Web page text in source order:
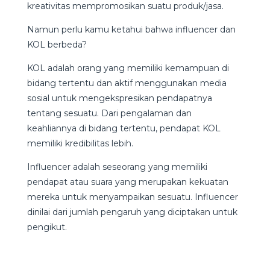
kreativitas mempromosikan suatu produk/jasa.
Namun perlu kamu ketahui bahwa influencer dan
KOL berbeda?
KOL adalah orang yang memiliki kemampuan di
bidang tertentu dan aktif menggunakan media
sosial untuk mengekspresikan pendapatnya
tentang sesuatu. Dari pengalaman dan
keahliannya di bidang tertentu, pendapat KOL
memiliki kredibilitas lebih.
Influencer adalah seseorang yang memiliki
pendapat atau suara yang merupakan kekuatan
mereka untuk menyampaikan sesuatu. Influencer
dinilai dari jumlah pengaruh yang diciptakan untuk
pengikut.